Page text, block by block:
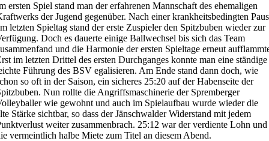
ersten Spiel stand man der erfahrenen Mannschaft des ehemaligen
der Jugend gegenüber. Nach einer krankheitsbedingten
letzten Spieltag stand der erste Zuspieler den Spitzbuben wieder zur
Doch es dauerte einige Ballwechsel bis sich das Team
und die Harmonie der ersten Spieltage erneut
im letzten Drittel des ersten Durchganges konnte man eine ständige
Führung des BSV egalisieren. Am Ende stand dann doch, wie
so oft in der Saison, ein sicheres 25:20 auf der Habenseite der
Nun rollte die Angriffsmaschinerie der Spremberger
wie gewohnt und auch im Spielaufbau wurde wieder die
Stärke sichtbar, so dass der Jänschwalder Widerstand mit jedem
weiter zusammenbrach. 25:12 war der verdiente Lohn und
vermeintlich halbe Miete zum Titel an diesem Abend.